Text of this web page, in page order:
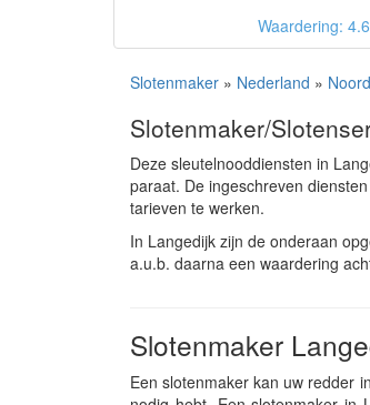
Waardering:
Slotenmaker » Nederland »
Slotenmaker/
Deze sleutelnooddiensten in
paraat. De ingeschreven
tarieven te werken.
In Langedijk zijn de onderaan
a.u.b. daarna een waardering
Slotenmaker
Een slotenmaker kan uw redder